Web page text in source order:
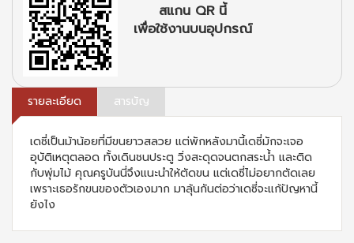
สแกน QR นี้
เพื่อใช้งานบนอุปกรณ์
รายละเอียด สารบัญ
เดซี่เป็นม้าน้อยที่มีขนยาวสลวย แต่พักหลังมานี้เดซี่มักจะเจอ
อุบัติเหตุตลอด ทั้งเดินชนประตู วิ่งสะดุดจนตกสระน้ำ และติด
กับพุ่มไม้ คุณครูบันนี่จึงแนะนำให้ตัดขน แต่เดซี่ไม่อยากตัดเลย
เพราะเธอรักขนของตัวเองมาก มาลุ้นกันต่อว่าเดซี่จะแก้ปัญหานี้
ยังไง